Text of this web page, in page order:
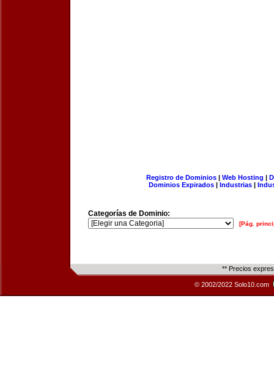
Registro de Dominios| Web Hosting |
Dominios Expirados | Industrias |
Categorías de Dominio:
[Pág.
** Precios
© 2002/2022 Solo10.com